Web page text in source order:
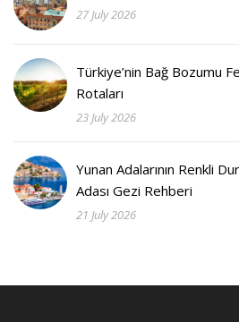
27 July 2026
Türkiye’nin Bağ Bozumu
Rotaları
23 July 2026
Yunan Adalarının Renkli
Adası Gezi Rehberi
21 July 2026